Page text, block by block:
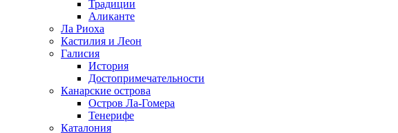
Традиции
Аликанте
Ла Риоха
Кастилия и Леон
Галисия
История
Достопримечательности
Канарские острова
Остров Ла-Гомера
Тенерифе
Каталония